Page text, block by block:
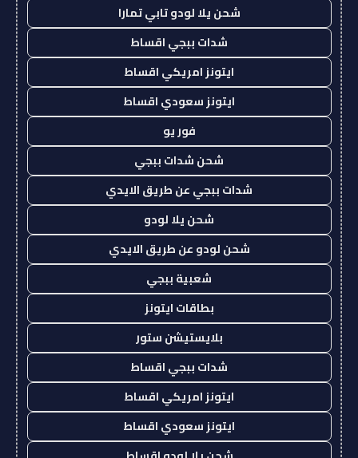
شحن يلا لودو تابي تمارا
شدات ببجي اقساط
ايتونز امريكي اقساط
ايتونز سعودي اقساط
فور يو
شحن شدات ببجي
شدات ببجي عن طريق الايدي
شحن يلا لودو
شحن لودو عن طريق الايدي
شعبية ببجي
بطاقات ايتونز
بلايستيشن ستور
شدات ببجي اقساط
ايتونز امريكي اقساط
ايتونز سعودي اقساط